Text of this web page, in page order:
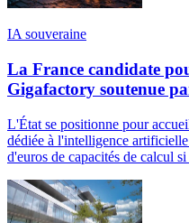
IA souveraine
La France candidate
Gigafactory soutenue
L'État se positionne pour
dédiée à l'intelligence
d'euros de capacités de calcul